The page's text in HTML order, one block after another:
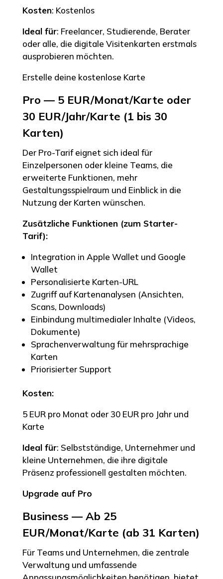
Kosten: Kostenlos
Ideal für: Freelancer, Studierende, Berater
oder alle, die digitale Visitenkarten erstmals
ausprobieren möchten.
Erstelle deine kostenlose Karte
Pro — 5 EUR/Monat/Karte oder
30 EUR/Jahr/Karte (1 bis 30
Karten)
Der Pro-Tarif eignet sich ideal für
Einzelpersonen oder kleine Teams, die
erweiterte Funktionen, mehr
Gestaltungsspielraum und Einblick in die
Nutzung der Karten wünschen.
Zusätzliche Funktionen (zum Starter-
Tarif):
Integration in Apple Wallet und Google
Wallet
Personalisierte Karten-URL
Zugriff auf Kartenanalysen (Ansichten,
Scans, Downloads)
Einbindung multimedialer Inhalte (Videos,
Dokumente)
Sprachenverwaltung für mehrsprachige
Karten
Priorisierter Support
Kosten:
5 EUR pro Monat oder 30 EUR pro Jahr und
Karte
Ideal für: Selbstständige, Unternehmer und
kleine Unternehmen, die ihre digitale
Präsenz professionell gestalten möchten.
Upgrade auf Pro
Business — Ab 25
EUR/Monat/Karte (ab 31 Karten)
Für Teams und Unternehmen, die zentrale
Verwaltung und umfassende